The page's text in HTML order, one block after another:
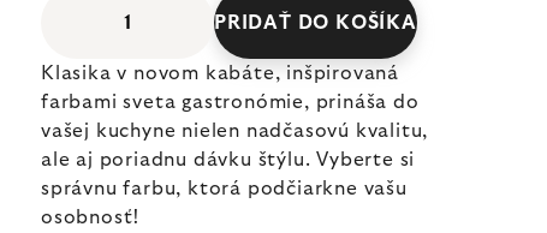
PRIDAŤ DO KOŠÍKA
Klasika v novom kabáte, inšpirovaná
farbami sveta gastronómie, prináša do
vašej kuchyne nielen nadčasovú kvalitu,
ale aj poriadnu dávku štýlu. Vyberte si
správnu farbu, ktorá podčiarkne vašu
osobnosť!